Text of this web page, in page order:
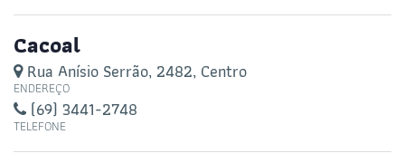
Cacoal
Rua Anísio Serrão, 2482, Centro
ENDEREÇO
(69) 3441-2748
TELEFONE